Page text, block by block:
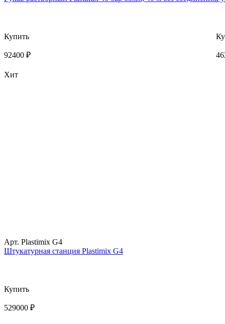
Купить
92400 ₽
Хит
Арт. Plastimix G4
Штукатурная станция Plastimix G4
Купить
529000 ₽